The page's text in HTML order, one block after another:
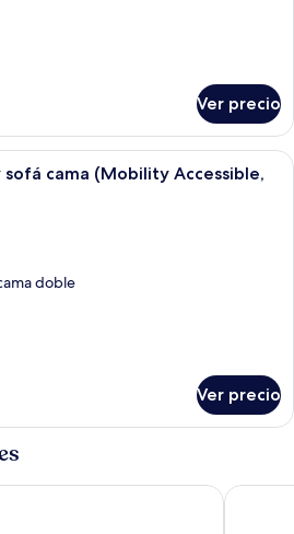
Ver precio
Un cuarto de hotel con una cama
sofá cama (Mobility Accessible,
doble
Ver precio
The